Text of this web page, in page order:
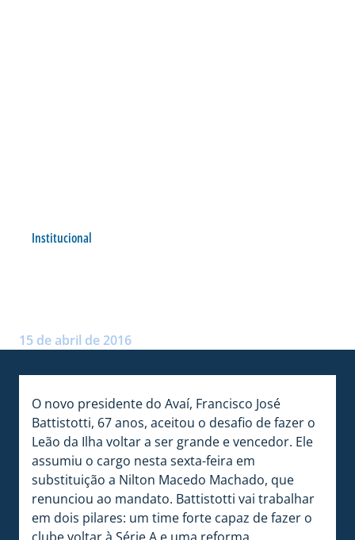
Institucional
15 de abril de 2016
O novo presidente do Avaí, Francisco José
Battistotti, 67 anos, aceitou o desafio de fazer o
Leão da Ilha voltar a ser grande e vencedor. Ele
assumiu o cargo nesta sexta-feira em
substituição a Nilton Macedo Machado, que
renunciou ao mandato. Battistotti vai trabalhar
em dois pilares: um time forte capaz de fazer o